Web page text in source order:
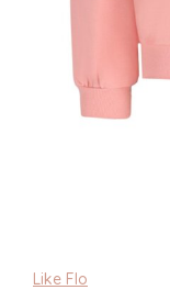
Like Flo